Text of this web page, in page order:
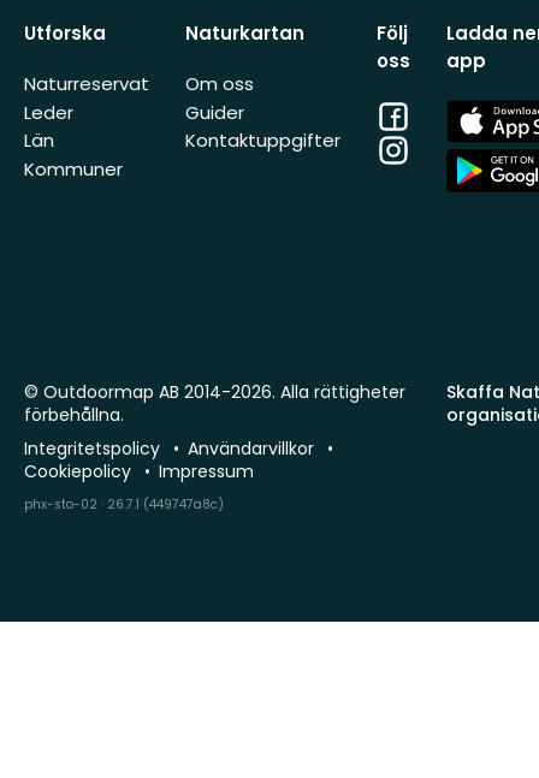
Utforska
Naturreservat
Leder
Län
Kommuner
Naturkartan
Om oss
Guider
Kontaktuppgifter
Följ
oss
Facebook
Instagram
Ladda
app
App
Store
App
Store
Skaffa
© Outdoormap AB 2014-2026. Alla rättigheter
förbehållna.
Integritetspolicy
Användarvillkor
Cookiepolicy
Impressum
phx-sto-02 · 26.7.1 (449747a8c)